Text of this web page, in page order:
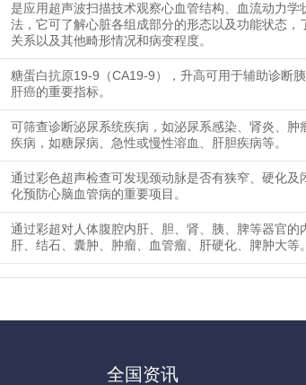
是应用超声波扫描技术观察心血管结构、血流动力
法，它可了解心脏各组成部分的形态以及功能状态
关系以及其他畸形情况和病变程度。
糖蛋白抗原19-9（CA19-9），升高可用于辅助诊断
肝癌的重要指标。
可筛查诊断泌尿系统疾病，如泌尿系感染、肾炎、
疾病，如糖尿病、急性或慢性溶血、肝胆疾病等。
通过彩色超声检查可发现颈动脉是否有狭窄、硬化
化预防心脑血管病的重要项目。
通过彩超对人体腹腔内肝、胆、肾、胰、脾等器官
肝、结石、囊肿、肿瘤、血管瘤、肝硬化、脾肿大等。
全国资讯